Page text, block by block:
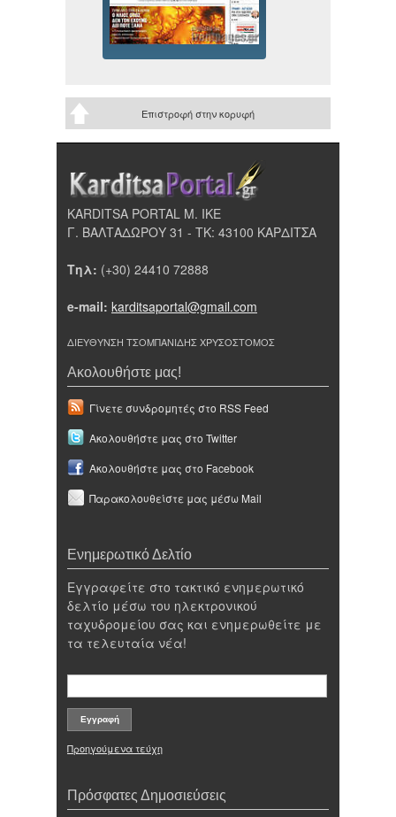
Επιστροφή στην κορυφή
KARDITSA PORTAL Μ. ΙΚΕ
Γ. ΒΑΛΤΑΔΩΡΟΥ 31 - ΤΚ: 43100 ΚΑΡΔΙΤΣΑ
Τηλ: (+30) 24410 72888
e-mail: karditsaportal@gmail.com
ΔΙΕΥΘΥΝΣΗ ΤΣΟΜΠΑΝΙΔΗΣ ΧΡΥΣΟΣΤΟΜΟΣ
Ακολουθήστε μας!
Γίνετε συνδρομητές στο RSS Feed
Ακολουθήστε μας στο Twitter
Ακολουθήστε μας στο Facebook
Παρακολουθείστε μας μέσω Mail
Ενημερωτικό Δελτίο
Εγγραφείτε στο τακτικό ενημερωτικό
δελτίο μέσω του ηλεκτρονικού
ταχυδρομείου σας και ενημερωθείτε με
τα τελευταία νέα!
Προηγούμενα τεύχη
Πρόσφατες Δημοσιεύσεις